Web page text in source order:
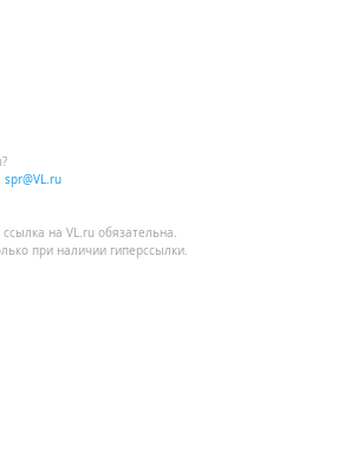
spr@VL.ru
ссылка на VL.ru обязательна.
при наличии гиперссылки.